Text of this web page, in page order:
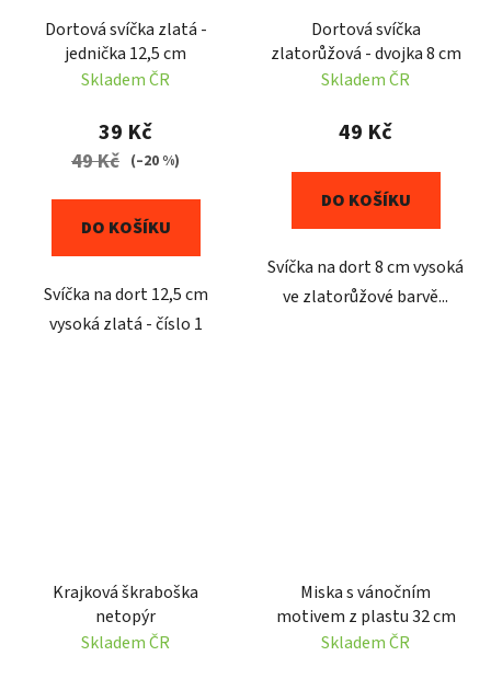
Dortová svíčka zlatá -
jednička 12,5 cm
Skladem ČR
39 Kč
49 Kč (–20 %)
DO KOŠÍKU
Svíčka na dort 12,5 cm
vysoká zlatá - číslo 1
Dortová svíčka
zlatorůžová - dvojka 8 cm
Skladem ČR
49 Kč
DO KOŠÍKU
Svíčka na dort 8 cm vysoká
ve zlatorůžové barvě...
Krajková škraboška
netopýr
Skladem ČR
Miska s vánočním
motivem z plastu 32 cm
Skladem ČR